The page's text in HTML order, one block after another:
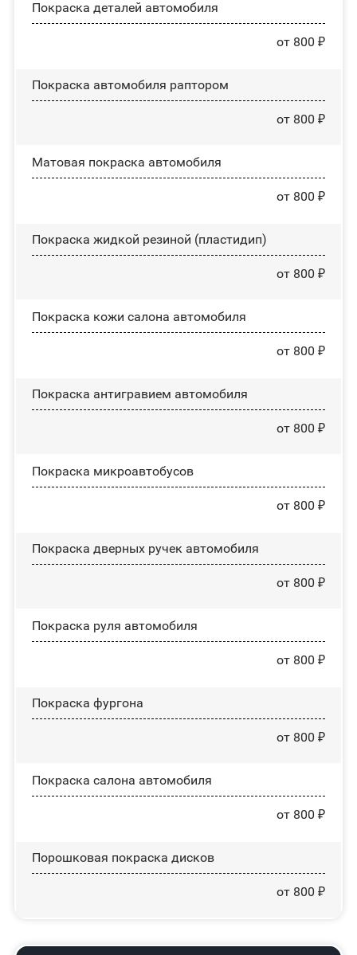
Покраска деталей автомобиля
от 800 ₽
Покраска автомобиля раптором
от 800 ₽
Матовая покраска автомобиля
от 800 ₽
Покраска жидкой резиной (пластидип)
от 800 ₽
Покраска кожи салона автомобиля
от 800 ₽
Покраска антигравием автомобиля
от 800 ₽
Покраска микроавтобусов
от 800 ₽
Покраска дверных ручек автомобиля
от 800 ₽
Покраска руля автомобиля
от 800 ₽
Покраска фургона
от 800 ₽
Покраска салона автомобиля
от 800 ₽
Порошковая покраска дисков
от 800 ₽